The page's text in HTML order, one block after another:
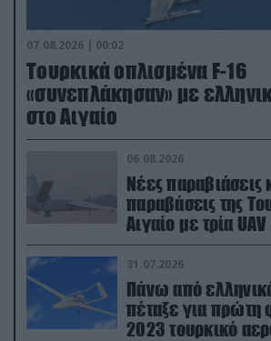
07.08.2026 | 00:02
Τουρκικά οπλισμένα F-16
«συνεπλάκησαν» με
στο Αιγαίο
06.08.2026
Νέες παραβιάσεις
παραβάσεις της
Αιγαίο με τρία UAV
31.07.2026
Πάνω από
πέταξε για πρώτη
2023 τουρκικό